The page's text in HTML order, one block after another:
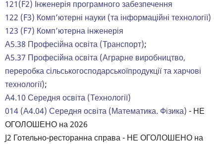
121(F2) Інженерія програмного забезпечення
122 (F3) Комп’ютерні науки (та інформаційні технології)
123 (F7) Комп’ютерна інженерія
А5.38 Професійна освіта (Транспорт);
А5.37 Професійна освіта (Аграрне виробництво,
переробка сільськогосподарськоїпродукції та харчові
технології);
А4.10 Середня освіта (Технології)
014 (А4.04) Середня освіта (Математика. Фізика) - НЕ
ОГОЛОШЕНО на 2026
J2 Готельно-ресторанна справа - НЕ ОГОЛОШЕНО на